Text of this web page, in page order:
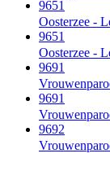
9651
Oosterzee -
9651
Oosterzee -
9691
9691
9692